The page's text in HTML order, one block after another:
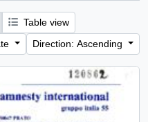
Table view
Direction: Ascending